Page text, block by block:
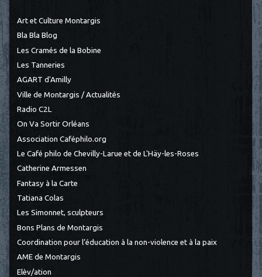
Art et Culture Montargis
Bla Bla Blog
Les Cramés de la Bobine
Les Tanneries
AGART d'Amilly
Ville de Montargis / Actualités
Radio C2L
On Va Sortir Orléans
Association Caféphilo.org
Le Café philo de Chevilly-Larue et de L'Häy-les-Roses
Catherine Armessen
Fantasy à la Carte
Tatiana Colas
Les Simonnet, sculpteurs
Bons Plans de Montargis
Coordination pour l’éducation à la non-violence et à la paix
AME de Montargis
Elèv/ation